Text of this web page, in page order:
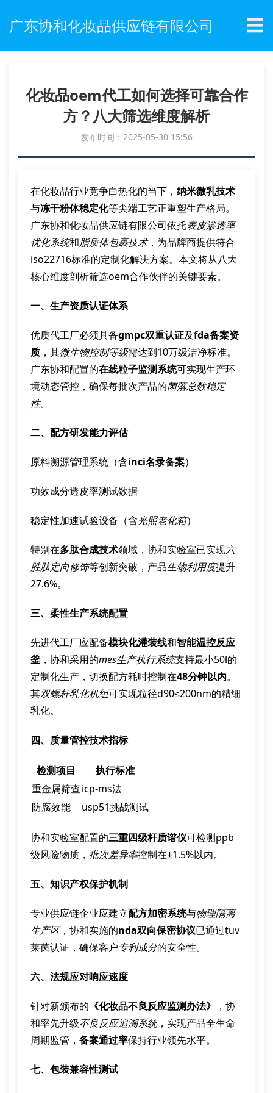
广东协和化妆品供应链有限公司 ☰
化妆品oem代工如何选择可靠合作
方？八大筛选维度解析
发布时间：2025-05-30 15:56
在化妆品行业竞争白热化的当下， 纳米微乳技术
与冻干粉体稳定化等尖端工艺正重塑生产格局。
广东协和化妆品供应链有限公司依托表皮渗透率
优化系统和脂质体包裹技术，为品牌商提供符合
iso22716标准的定制化解决方案。本文将从八大
核心维度剖析筛选oem合作伙伴的关键要素。
一、生产资质认证体系
优质代工厂必须具备gmpc双重认证及fda备案资
质 ，其微生物控制等级需达到10万级洁净标准。
广东协和配置的在线粒子监测系统可实现生产环
境动态管控，确保每批次产品的菌落总数稳定
性。
二、配方研发能力评估
原料溯源管理系统（含inci名录备案）
功效成分透皮率测试数据
稳定性加速试验设备（含光照老化箱）
特别在多肽合成技术领域，协和实验室已实现六
胜肽定向修饰等创新突破，产品生物利用度提升
27.6%。
三、柔性生产系统配置
先进代工厂应配备模块化灌装线和智能温控反应
釜 ，协和采用的mes生产执行系统支持最小50l的
定制化生产，切换配方耗时控制在48分钟以内。
其双螺杆乳化机组可实现粒径d90≤200nm的精细
乳化。
四、质量管控技术指标
检测项目
执行标准
重金属筛查icp-ms法
防腐效能
usp51挑战测试
协和实验室配置的三重四级杆质谱仪可检测ppb
级风险物质， 批次差异率控制在±1.5%以内。
五、知识产权保护机制
专业供应链企业应建立配方加密系统与物理隔离
生产区，协和实施的nda双向保密协议已通过tuv
莱茵认证，确保客户专利成分的安全性。
六、法规应对响应速度
针对新颁布的 《化妆品不良反应监测办法》
，协
和率先升级不良反应追溯系统，实现产品全生命
周期监管， 备案通过率保持行业领先水平。
七、包装兼容性测试